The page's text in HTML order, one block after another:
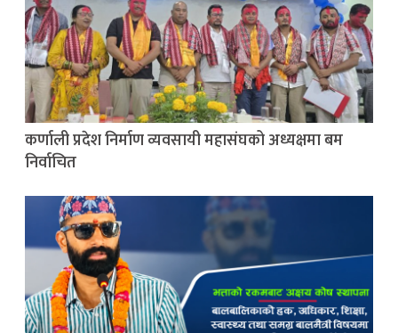
कर्णाली प्रदेश निर्माण व्यवसायी महासंघको अध्यक्षमा बम
निर्वाचित